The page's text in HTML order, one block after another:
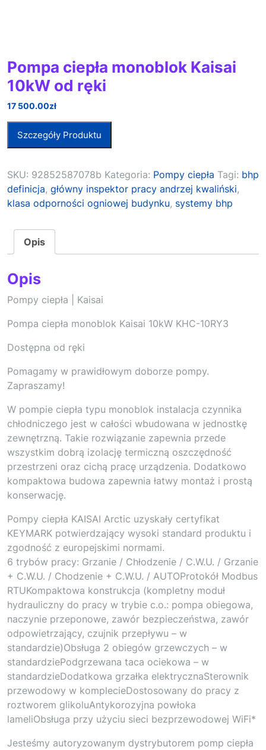
Pompa ciepła monoblok Kaisai
10kW od ręki
17 500.00zł
Szczegóły Produktu
SKU: 92852587078b Kategoria: Pompy ciepła Tagi: bhp
definicja, główny inspektor pracy andrzej kwaliński,
klasa odporności ogniowej budynku, systemy bhp
Opis
Opis
Pompy ciepła | Kaisai
Pompa ciepła monoblok Kaisai 10kW KHC-10RY3
Dostępna od ręki
Pomagamy w prawidłowym doborze pompy.
Zapraszamy!
W pompie ciepła typu monoblok instalacja czynnika
chłodniczego jest w całości wbudowana w jednostkę
zewnętrzną. Takie rozwiązanie zapewnia przede
wszystkim dobrą izolację termiczną oszczędność
przestrzeni oraz cichą pracę urządzenia. Dodatkowo
kompaktowa budowa zapewnia łatwy montaż i prostą
konserwację.
Pompy ciepła KAISAI Arctic uzyskały certyfikat
KEYMARK potwierdzający wysoki standard produktu i
zgodność z europejskimi normami.
6 trybów pracy: Grzanie / Chłodzenie / C.W.U. / Grzanie
+ C.W.U. / Chodzenie + C.W.U. / AUTOProtokół Modbus
RTUKompaktowa konstrukcja (kompletny moduł
hydrauliczny do pracy w trybie c.o.: pompa obiegowa,
naczynie przeponowe, zawór bezpieczeństwa, zawór
odpowietrzający, czujnik przepływu – w
standardzie)Obsługa 2 obiegów grzewczych – w
standardziePodgrzewana taca ociekowa – w
standardzieDodatkowa grzałka elektrycznaSterownik
przewodowy w komplecieDostosowany do pracy z
roztworem glikoluAntykorozyjna powłoka
lameliObsługa przy użyciu sieci bezprzewodowej WiFi*
Jesteśmy autoryzowanym dystrybutorem pomp ciepła